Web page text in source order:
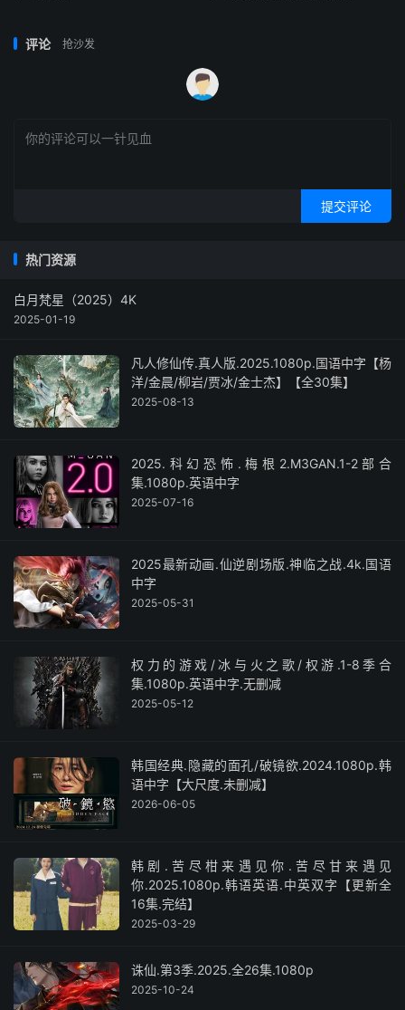
评论 抢沙发
提交评论
热门资源
白月梵星（2025）4K
2025-01-19
凡人修仙传.真人版.2025.1080p.国语中字【杨
洋/金晨/柳岩/贾冰/金士杰】【全30集】
2025-08-13
2025.科幻恐怖.梅根2.M3GAN.1-2部合
集.1080p.英语中字
2025-07-16
2025最新动画.仙逆剧场版.神临之战.4k.国语
中字
2025-05-31
权力的游戏/冰与火之歌/权游.1-8季合
集.1080p.英语中字.无删减
2025-05-12
韩国经典.隐藏的面孔/破镜欲.2024.1080p.韩
语中字【大尺度.未删减】
2026-06-05
韩剧.苦尽柑来遇见你.苦尽甘来遇见
你.2025.1080p.韩语英语.中英双字【更新全
16集.完结】
2025-03-29
诛仙.第3季.2025.全26集.1080p
2025-10-24